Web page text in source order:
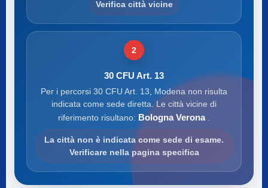
Verifica città vicine
2
30 CFU Art. 13
Per i percorsi 30 CFU Art. 13, Modena non risulta
indicata come sede diretta. Le città vicine di
riferimento risultano: Bologna Verona
La città non è indicata come sede di esame.
Verificare nella pagina specifica